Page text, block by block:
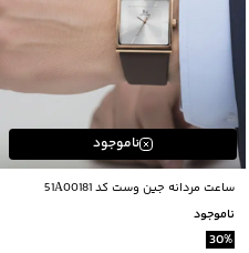
ناموجود
ساعت مردانه جين وست كد 51A00181
ناموجود
30%